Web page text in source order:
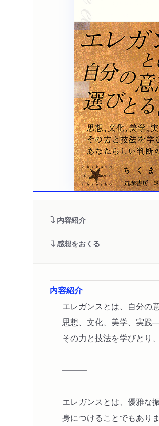
内容紹介
感想をおくる
内容紹介
エレガンスとは、自分の
思想、文化、美学、実践
その力と技法を学びとり
―――
エレガンスとは、優雅な
身につけることでもありま